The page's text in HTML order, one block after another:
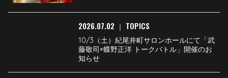
2026.07.02 ｜ TOPICS
10/3（土）紀尾井町サロンホールにて「武
藤敬司×蝶野正洋 トークバトル」開催のお
知らせ